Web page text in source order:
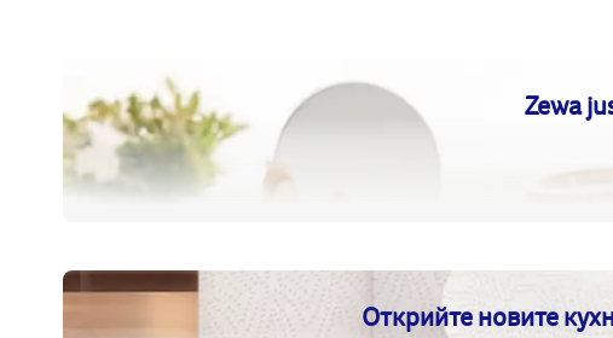
Zewa
Открийте новите